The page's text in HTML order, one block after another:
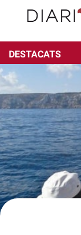
DESTACATS